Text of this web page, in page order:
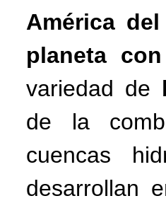
América
planeta
variedad de
de la
cuencas
desarrollan